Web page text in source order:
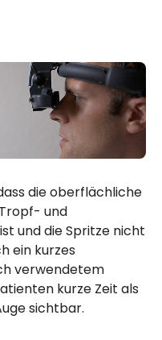
die oberflächliche
und
und die Spritze nicht
ein kurzes
verwendetem
kurze Zeit als
sichtbar.